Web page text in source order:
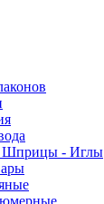
Шприцы - Иглы